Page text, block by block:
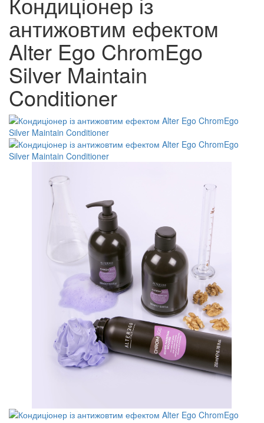
антижовтим ефектом
Alter Ego ChromEgo
Silver Maintain
Conditioner